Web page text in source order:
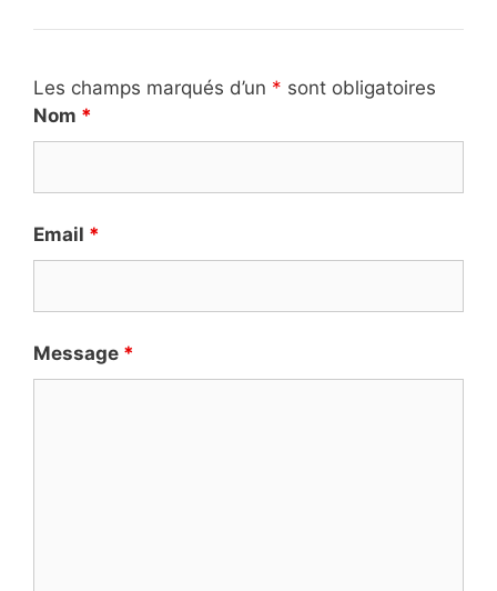
Les champs marqués d’un * sont obligatoires
Nom *
Email *
Message *